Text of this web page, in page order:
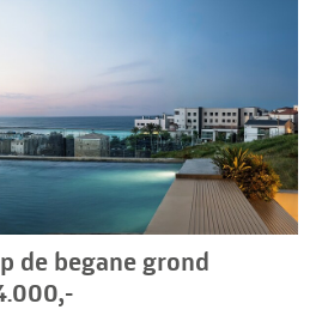
de begane grond